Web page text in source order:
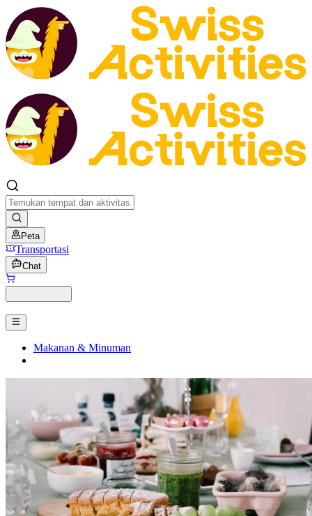
Peta
Transportasi
Chat
Makanan & Minuman